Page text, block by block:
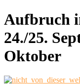
Aufbruch
24./25.
Oktober